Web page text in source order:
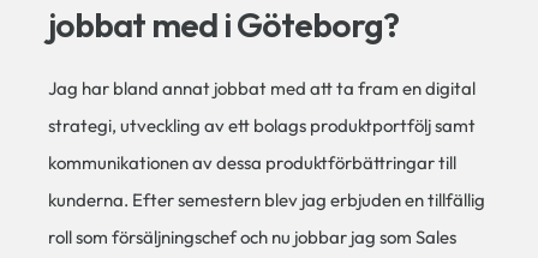
jobbat med i Göteborg?
Jag har bland annat jobbat med att ta fram en digital
strategi, utveckling av ett bolags produktportfölj samt
kommunikationen av dessa produktförbättringar till
kunderna. Efter semestern blev jag erbjuden en tillfällig
roll som försäljningschef och nu jobbar jag som Sales